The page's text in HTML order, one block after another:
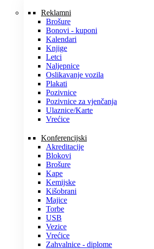
Reklamni
Brošure
Bonovi - kuponi
Kalendari
Knjige
Letci
Naljepnice
Oslikavanje vozila
Plakati
Pozivnice
Pozivnice za vjenčanja
Ulaznice/Karte
Vrećice
Konferencijski
Akreditacije
Blokovi
Brošure
Kape
Kemijske
Kišobrani
Majice
Torbe
USB
Vezice
Vrećice
Zahvalnice - diplome